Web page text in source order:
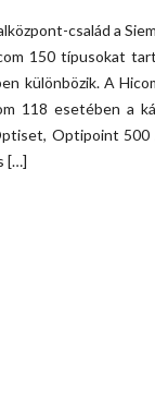
család a
150 típusokat
különbözik. A
118 esetében a
Optipoint 500
[…]